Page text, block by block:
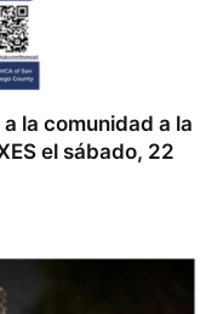
la comunidad a la
el sábado, 22